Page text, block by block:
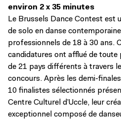
environ 2 x 35 minutes
Le Brussels Dance Contest est
de solo en danse
professionnels de 18 à 30 ans.
candidatures ont afflué de toute
de 21 pays différents à travers
concours. Après les demi-
10 finalistes sélectionnés
Centre Culturel d’Uccle, leur
exceptionnel composé de